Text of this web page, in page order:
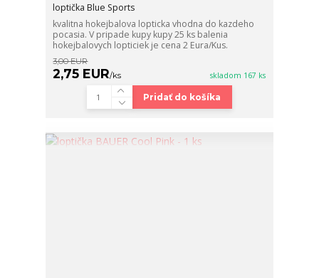
loptička Blue Sports
kvalitna hokejbalova lopticka vhodna do kazdeho
pocasia. V pripade kupy kupy 25 ks balenia
hokejbalovych lopticiek je cena 2 Eura/Kus.
3,00 EUR
2,75 EUR/ks skladom 167 ks
Pridať do košíka